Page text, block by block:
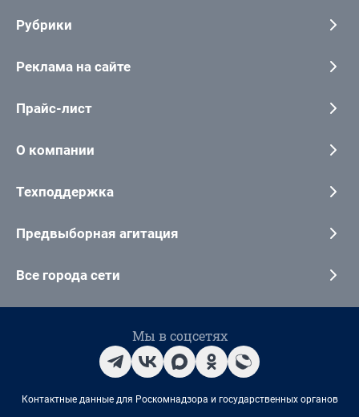
Рубрики
Реклама на сайте
Прайс-лист
О компании
Техподдержка
Предвыборная агитация
Все города сети
Мы в соцсетях
Контактные данные для Роскомнадзора и государственных органов